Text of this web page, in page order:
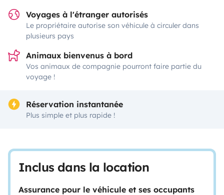
Voyages à l'étranger autorisés
Le propriétaire autorise son véhicule à circuler dans
plusieurs pays
Animaux bienvenus à bord
Vos animaux de compagnie pourront faire partie du
voyage !
Réservation instantanée
Plus simple et plus rapide !
Inclus dans la location
Assurance pour le véhicule et ses occupants